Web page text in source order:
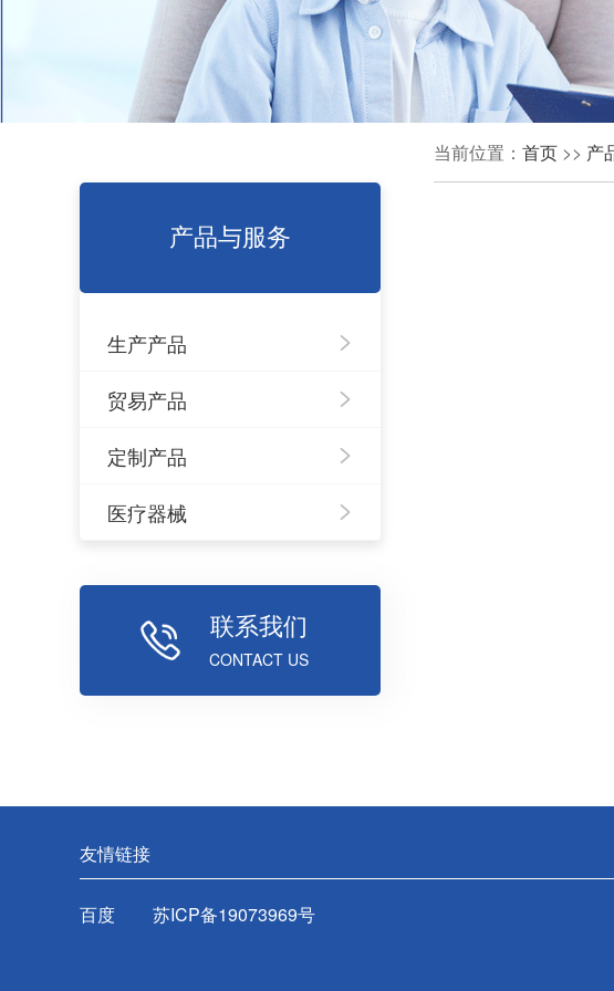
当前位置： 首页 >> 产
产品与服务
生产产品
贸易产品
定制产品
医疗器械
联系我们
CONTACT US
友情链接
百度 苏ICP备19073969号